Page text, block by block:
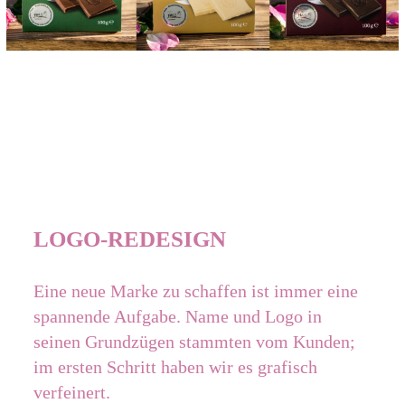
LOGO-REDESIGN
Eine neue Marke zu schaffen ist immer eine
spannende Aufgabe. Name und Logo in
seinen Grundzügen stammten vom Kunden;
im ersten Schritt haben wir es grafisch
verfeinert.